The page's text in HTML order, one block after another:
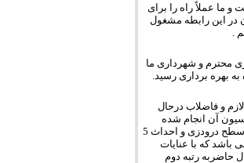
ما عملاً راه را برای
هموار نموده ایم تا آنجا که درحال حاضر 20 رشته و 20 هیئت بانوان در این رابطه مشغول
.
محترم و شهرداری ما
لازم و فاضلاب درحال
مراحل فونداسیون آن انجام شده
است و تا به حال 50 درصد کار انجام شده است احداث 3 سالن سقف کوتاه 300متری در مرودشت 1سالن در بخش سطح درودزی و احداث 5
کاری ما می باشد که با عنایات
رتبه دوم